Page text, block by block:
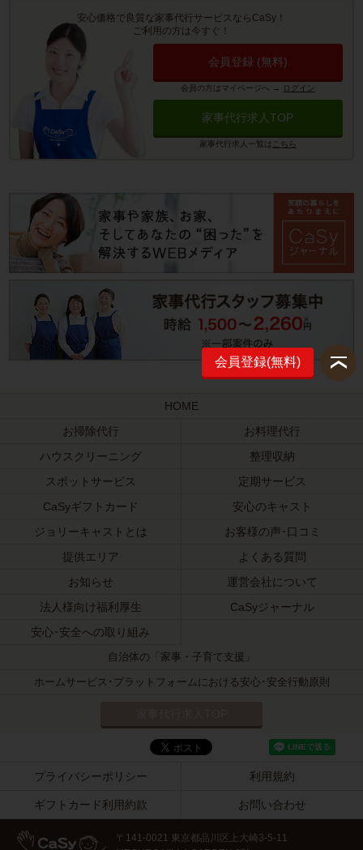
安心価格で良質な家事代行サービスならCaSy！
ご利用の方は今すぐ！
会員登録 (無料)
会員の方はマイページへ → ログイン
家事代行求人TOP
家事代行求人一覧は こちら
会員登録(無料)
HOME
お掃除代行
お料理代行
ハウスクリーニング
整理収納
スポットサービス
定期サービス
CaSyギフトカード
安心のキャスト
ジョリーキャストとは
お客様の声･口コミ
提供エリア
よくある質問
お知らせ
運営会社について
法人様向け福利厚生
CaSyジャーナル
安心･安全への取り組み
自治体の「家事・子育て支援」
ホームサービス･プラットフォームにおける安心･安全行動原則
プライバシーポリシー 利用規約
ギフトカード利用約款 お問い合わせ
〒141-0021 東京都品川区上大崎3-5-11